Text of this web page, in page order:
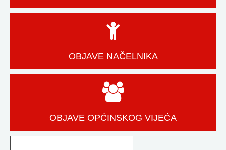
OBJAVE NAČELNIKA
OBJAVE OPĆINSKOG VIJEĆA